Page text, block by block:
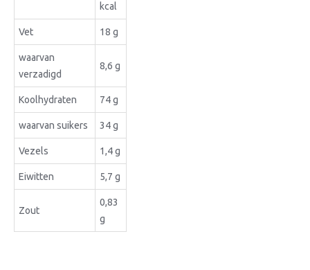
kcal
Vet 18 g
waarvan
verzadigd
8,6 g
Koolhydraten 74 g
waarvan suikers 34 g
Vezels 1,4 g
Eiwitten 5,7 g
Zout
0,83
g